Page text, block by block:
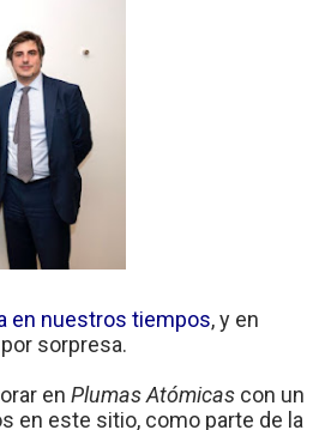
en nuestros tiempos, y en
sorpresa.
en Plumas Atómicascon un
en este sitio, como parte de la